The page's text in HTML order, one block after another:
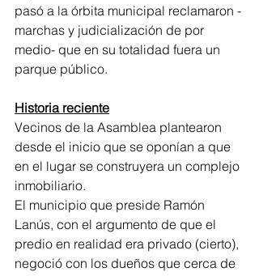
pasó a la órbita municipal reclamaron -
marchas y judicialización de por
medio- que en su totalidad fuera un
parque público.
Historia reciente
Vecinos de la Asamblea plantearon
desde el inicio que se oponían a que
en el lugar se construyera un complejo
inmobiliario.
El municipio que preside Ramón
Lanús, con el argumento de que el
predio en realidad era privado (cierto),
negoció con los dueños que cerca de